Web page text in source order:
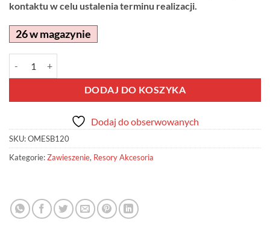
kontaktu w celu ustalenia terminu realizacji.
26 w magazynie
DODAJ DO KOSZYKA
Alternative:
Dodaj do obserwowanych
SKU:OMESB120
Kategorie:Zawieszenie, Resory Akcesoria